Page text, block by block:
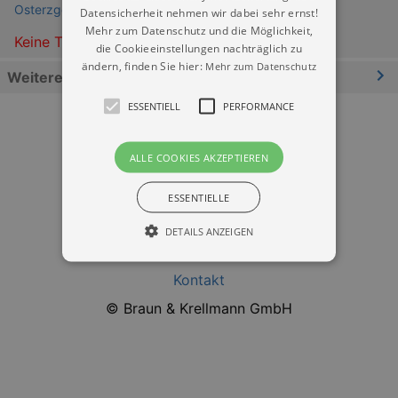
Osterzgebirgsmuseum Schloss Lauenstein
Keine Termine
Weitere Informationen
Datenschutz
Kontakt
© Braun & Krellmann GmbH
Datensicherheit nehmen wir dabei sehr ernst!
Mehr zum Datenschutz und die Möglichkeit,
die Cookieeinstellungen nachträglich zu
ändern, finden Sie hier: Mehr zum Datenschutz
ESSENTIELL PERFORMANCE
ALLE COOKIES AKZEPTIEREN
ESSENTIELLE
DETAILS ANZEIGEN